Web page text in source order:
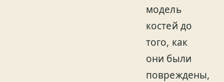
модель
костей до
того, как
они были
повреждены,